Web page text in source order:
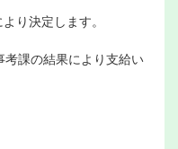
り決定します。
課の結果により支給い